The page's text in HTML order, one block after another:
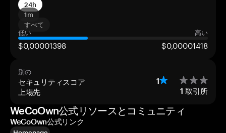
24h
1m
すべて
低い
高い
$0,00001398 $0,00001418
別の
セキュリティスコア 1
上場先 1 取引所
WeCoOwn公式リソースとコミュニティ
WeCoOwn公式リンク